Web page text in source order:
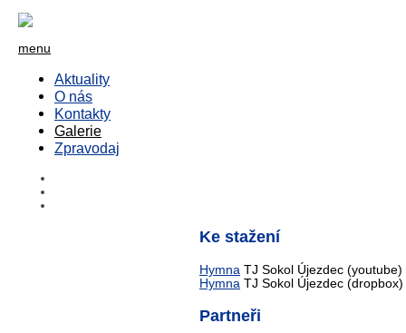
menu
Aktuality
O nás
Kontakty
Galerie
Zpravodaj
Ke stažení
Hymna TJ Sokol Újezdec (youtube)
Hymna TJ Sokol Újezdec (dropbox)
Partneři